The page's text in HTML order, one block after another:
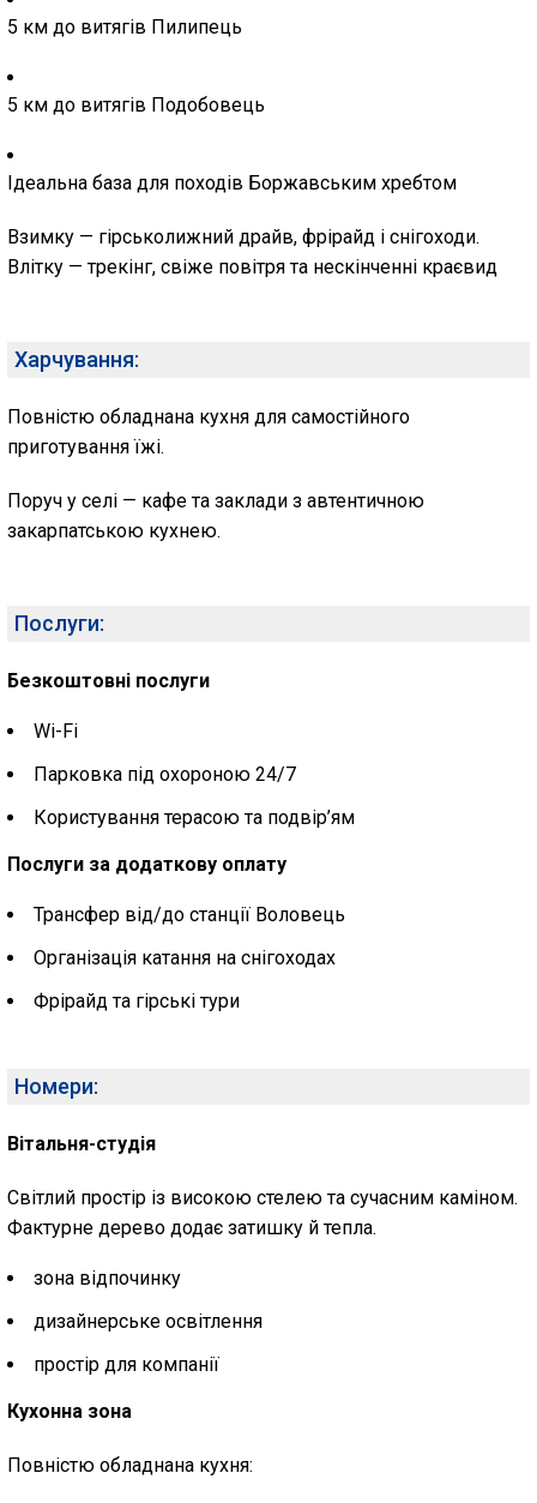
5 км до витягів Пилипець
5 км до витягів Подобовець
Ідеальна база для походів Боржавським хребтом
Взимку — гірськолижний драйв, фрірайд і снігоходи.
Влітку — трекінг, свіже повітря та нескінченні краєвид
Харчування:
Повністю обладнана кухня для самостійного
приготування їжі.
Поруч у селі — кафе та заклади з автентичною
закарпатською кухнею.
Послуги:
Безкоштовні послуги
Wi-Fi
Парковка під охороною 24/7
Користування терасою та подвір’ям
Послуги за додаткову оплату
Трансфер від/до станції Воловець
Організація катання на снігоходах
Фрірайд та гірські тури
Номери:
Вітальня-студія
Світлий простір із високою стелею та сучасним каміном.
Фактурне дерево додає затишку й тепла.
зона відпочинку
дизайнерське освітлення
простір для компанії
Кухонна зона
Повністю обладнана кухня: